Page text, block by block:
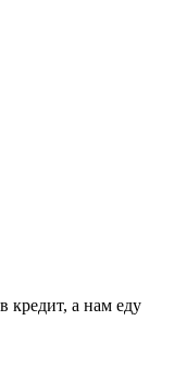
кредит, а нам еду